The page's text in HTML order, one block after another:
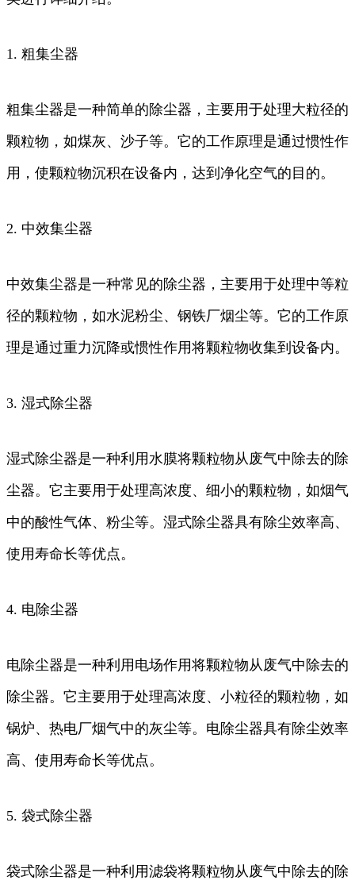
1. 粗集尘器
粗集尘器是一种简单的除尘器，主要用于处理大粒径的
颗粒物，如煤灰、沙子等。它的工作原理是通过惯性作
用，使颗粒物沉积在设备内，达到净化空气的目的。
2. 中效集尘器
中效集尘器是一种常见的除尘器，主要用于处理中等粒
径的颗粒物，如水泥粉尘、钢铁厂烟尘等。它的工作原
理是通过重力沉降或惯性作用将颗粒物收集到设备内。
3. 湿式除尘器
湿式除尘器是一种利用水膜将颗粒物从废气中除去的除
尘器。它主要用于处理高浓度、细小的颗粒物，如烟气
中的酸性气体、粉尘等。湿式除尘器具有除尘效率高、
使用寿命长等优点。
4. 电除尘器
电除尘器是一种利用电场作用将颗粒物从废气中除去的
除尘器。它主要用于处理高浓度、小粒径的颗粒物，如
锅炉、热电厂烟气中的灰尘等。电除尘器具有除尘效率
高、使用寿命长等优点。
5. 袋式除尘器
袋式除尘器是一种利用滤袋将颗粒物从废气中除去的除